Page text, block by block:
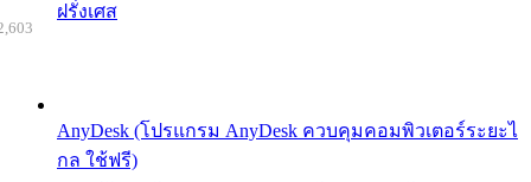
ฝรั่งเศส
AnyDesk (โปรแกรม AnyDesk ควบคุมคอมพิวเตอร์ระยะไ
กล ใช้ฟรี)